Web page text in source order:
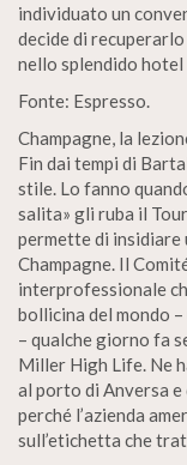
individuato un
decide di
nello splendido
Fonte: Espresso.
Champagne, la
Fin dai tempi di
stile. Lo fanno
salita» gli ruba il
permette di insidiare
Champagne. Il
interprofessionale
bollicina del mondo
– qualche giorno fa
Miller High Life. Ne
al porto di Anversa
perché l’azienda
sull’etichetta che